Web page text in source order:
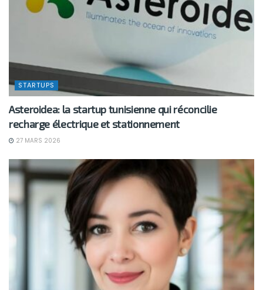
STARTUPS
Asteroidea: la startup tunisienne qui réconcilie
recharge électrique et stationnement
27 MARS 2026